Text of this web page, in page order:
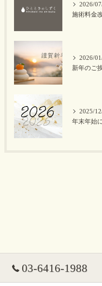
2026/
施術料金
2026/
新年のご
2025/
年末年始
03-6416-1988